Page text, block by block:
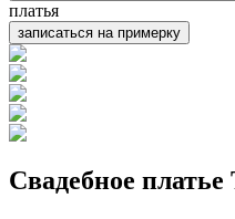
платья
записаться на примерку
Свадебное